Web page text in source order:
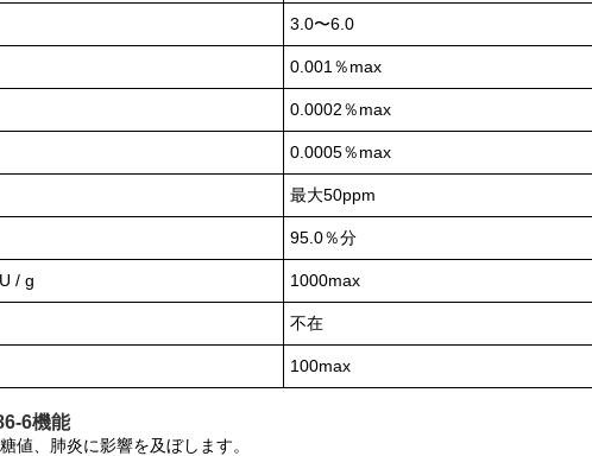
3.0〜6.0
0.001％max
0.0002％max
0.0005％max
最大50ppm
95.0％分
/ g 1000max
不在
100max
6機能
値、肺炎に影響を及ぼします。